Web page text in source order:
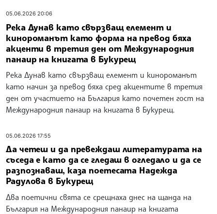
Писателите и наградите и литературата като
рентген на обществото бяха акценти в четвъртия
ден от Международния панаир на книгата „Букфест“ в
Букурещ. България е почетен гост на литературното
събитие, което продължава и утре в изложбения
център „Ромекспо“ в румънската столица.
06.06.2026 18:49
каза поетът Йордан Ефтимов на
Разказът за войната винаги е фантастика, каза
поетът Йордан Ефтимов на Международния панаир на
книгата в Букурещ и допълни, че в наши дни тази
фантастика минава и през компютърните игри. Той
представи стихосбирката си „Преди да измият